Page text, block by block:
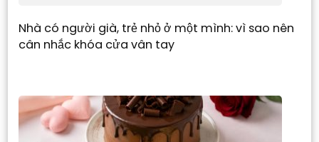
Nhà có người già, trẻ nhỏ ở một mình: vì sao nên
cân nhắc khóa cửa vân tay